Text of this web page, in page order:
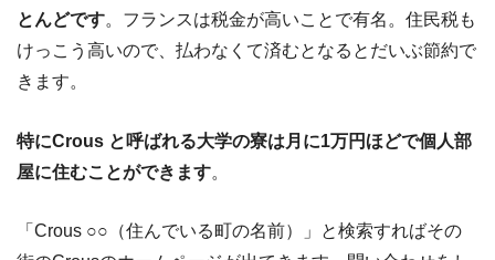
とんどです。フランスは税金が高いことで有名。住民税も
けっこう高いので、払わなくて済むとなるとだいぶ節約で
きます。
特にCrous と呼ばれる大学の寮は月に1万円ほどで個人部
屋に住むことができます。
「Crous ○○（住んでいる町の名前）」と検索すればその